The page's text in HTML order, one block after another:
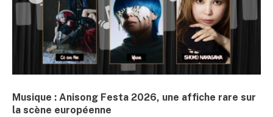
Musique : Anisong Festa 2026, une affiche rare sur
la scène européenne